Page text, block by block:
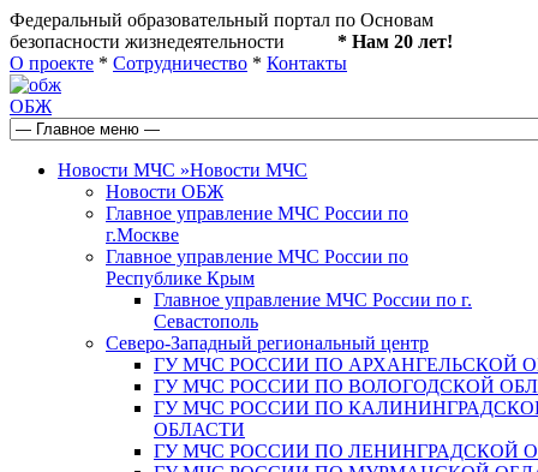
Федеральный образовательный портал по Основам
безопасности жизнедеятельности * Нам 20 лет!
О проекте * Сотрудничество * Контакты
ОБЖ
Новости МЧС »Новости МЧС
Новости ОБЖ
Главное управление МЧС России по
г.Москве
Главное управление МЧС России по
Республике Крым
Главное управление МЧС России по г.
Севастополь
Северо-Западный региональный центр
ГУ МЧС РОССИИ ПО АРХАНГЕЛЬСКОЙ
ГУ МЧС РОССИИ ПО ВОЛОГОДСКОЙ
ГУ МЧС РОССИИ ПО
ОБЛАСТИ
ГУ МЧС РОССИИ ПО ЛЕНИНГРАДСКОЙ